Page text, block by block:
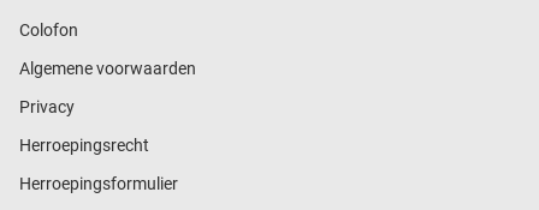
Colofon
Algemene voorwaarden
Privacy
Herroepingsrecht
Herroepingsformulier